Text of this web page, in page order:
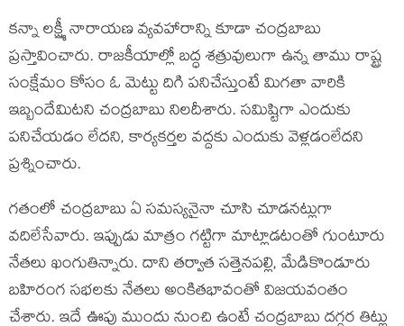
కన్నా లక్ష్మీ నారాయణ వ్యవహారాన్ని కూడా చంద్రబాబు
ప్రస్తావించారు. రాజకీయాల్లో బద్ధ శత్రువులుగా ఉన్న తాము రాష్ట్ర
సంక్షేమం కోసం ఓ మెట్టు దిగి పనిచేస్తుంటే మిగతా వారికి
ఇబ్బందేమిటని చంద్రబాబు నిలదీశారు. సమిష్టిగా ఎందుకు
పనిచేయడం లేదని, కార్యకర్తల వద్దకు ఎందుకు వెళ్లడంలేదని
ప్రశ్నించారు.
గతంలో చంద్రబాబు ఏ సమస్యనైనా చూసి చూడనట్లుగా
వదిలేసేవారు. ఇప్పుడు మాత్రం గట్టిగా మాట్లాడటంతో గుంటూరు
నేతలు ఖంగుతిన్నారు. దాని తర్వాత సత్తెనపల్లి, మేడికొండూరు
బహిరంగ సభలకు నేతలు అంకితభావంతో విజయవంతం
చేశారు. ఇదే ఊపు ముందు నుంచి ఉంటే చంద్రబాబు దగ్గర తిట్లు